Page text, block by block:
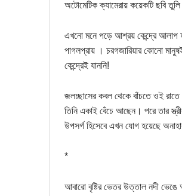
অটোমেটিক ক্যামেরায় কয়েকটি ছবি
এখনো মনে পড়ে আশ্রয় কেন্দ্রে আলাপ
পাগলপ্রায় । চরগজারিয়ার কোনো
কেন্দ্রেই যাননি!
জলচ্ছাসের কবল থেকে বাঁচতে ওই
তিনি একাই বেঁচে আছেন। পরে তার
উপসর্গ হিসেবে এখন যোগ হয়েছে
*
আবারো বৃষ্টির ভেতর উত্তাল নদী ভেঙে